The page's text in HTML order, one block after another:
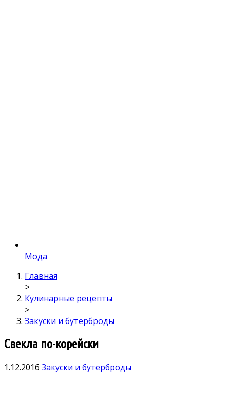
Мода
Главная
>
Кулинарные рецепты
>
Закуски и бутерброды
Свекла по-корейски
1.12.2016 Закуски и бутерброды